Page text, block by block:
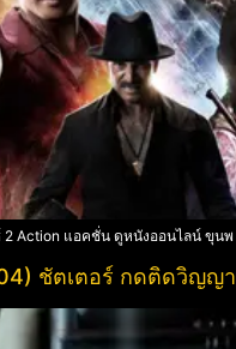
2 Action แอคชั่น ดูหนังออนไลน์ ขุน
ชัตเตอร์ กดติดวิญญ